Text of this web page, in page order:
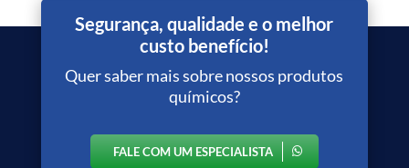
Segurança, qualidade e o melhor
custo benefício!
Quer saber mais sobre nossos produtos
químicos?
FALE COM UM ESPECIALISTA